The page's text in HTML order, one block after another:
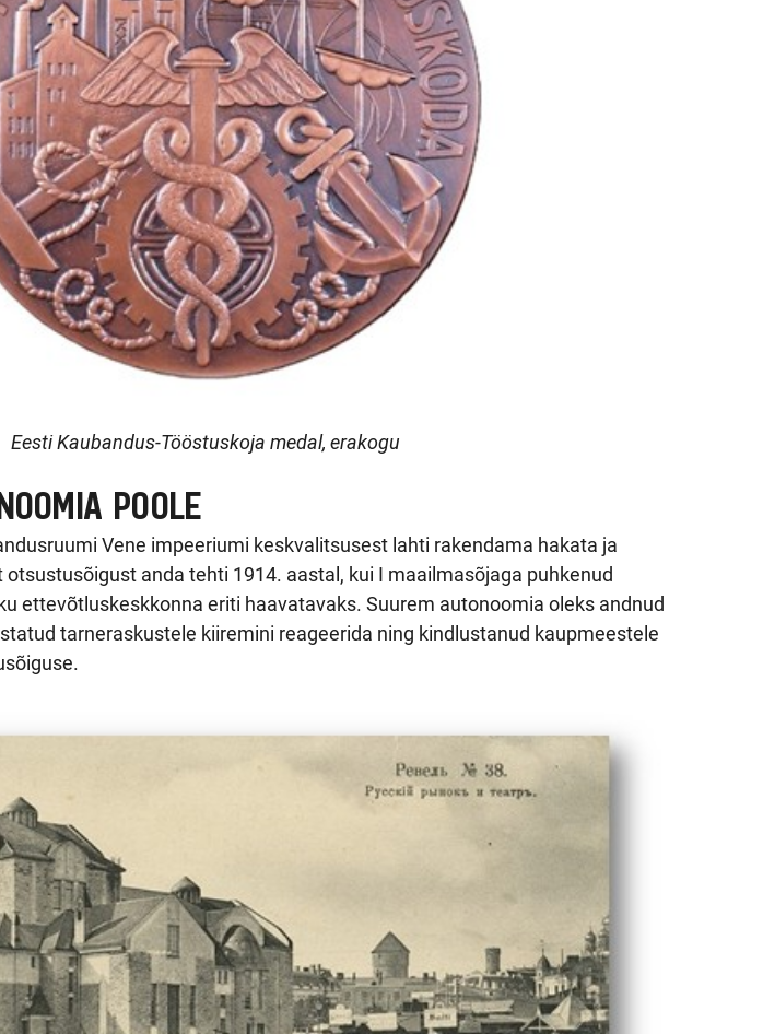
Eesti Kaubandus-Tööstuskoja medal, erakogu
POOLE
Vene impeeriumi keskvalitsusest lahti rakendama hakata ja
anda tehti 1914. aastal, kui I maailmasõjaga puhkenud
ettevõtluskeskkonna eriti haavatavaks. Suurem autonoomia oleks andnud
tarneraskustele kiiremini reageerida ning kindlustanud kaupmeestele